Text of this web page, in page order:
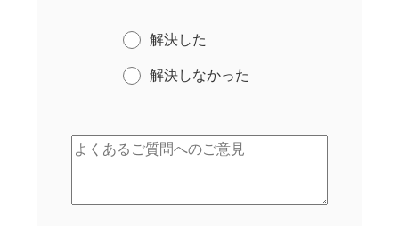
解決した
解決しなかった